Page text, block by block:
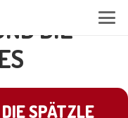
DIE
SPÄTZLE